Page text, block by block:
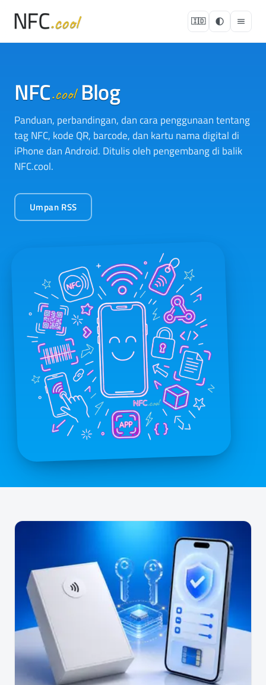
🇮🇩
NFC.coolBlog
Panduan, perbandingan, dan cara penggunaan tentang
tag NFC, kode QR, barcode, dan kartu nama digital di
iPhone dan Android. Ditulis oleh pengembang di balik
NFC.cool.
Umpan RSS